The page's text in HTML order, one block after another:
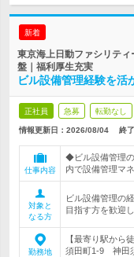
新着
東京海上日動ファシリテ
盤｜福利厚生充実
ビル設備管理経験を
正社員 急募 転勤なし
情報更新日：2026/08/04 終
仕事内容
◆ビル設備管理
内で設備管理マ
対象と
なる方
ビル設備管理の
目指す方を歓迎
勤務地
【最寄り駅から
須田町1-9 神田